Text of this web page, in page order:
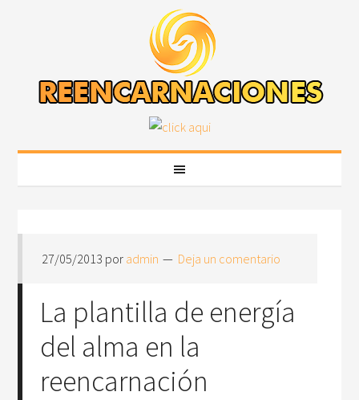
27/05/2013 por admin Deja un comentario
La plantilla de energía
del alma en la
reencarnación